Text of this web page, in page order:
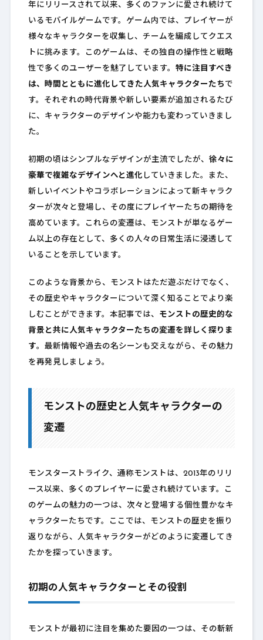
年にリリースされて以来、多くのファンに愛され続けて
いるモバイルゲームです。ゲーム内では、プレイヤーが
様々なキャラクターを収集し、チームを編成してクエス
トに挑みます。このゲームは、その独自の操作性と戦略
性で多くのユーザーを魅了しています。 特に注目すべき
は、時間とともに進化してきた人気キャラクターたち で
す。それぞれの時代背景や新しい要素が追加されるたび
に、キャラクターのデザインや能力も変わっていきまし
た。
初期の頃はシンプルなデザインが主流でしたが、 徐々に
豪華で複雑なデザインへと進化 していきました。また、
新しいイベントやコラボレーションによって新キャラク
ターが次々と登場し、その度にプレイヤーたちの期待を
高めています。これらの変遷は、モンストが単なるゲー
ム以上の存在として、多くの人々の日常生活に浸透して
いることを示しています。
このような背景から、モンストはただ遊ぶだけでなく、
その歴史やキャラクターについて深く知ることでより楽
しむことができます。本記事では、 モンストの歴史的な
背景と共に人気キャラクターたちの変遷を詳しく探りま
す。最新情報や過去の名シーンも交えながら、その魅力
を再発見しましょう。
モンストの歴史と人気キャラクターの
変遷
モンスターストライク、通称モンストは、2013年のリリ
ース以来、多くのプレイヤーに愛され続けています。こ
のゲームの魅力の一つは、次々と登場する個性豊かなキ
ャラクターたちです。ここでは、モンストの歴史を振り
返りながら、人気キャラクターがどのように変遷してき
たかを探っていきます。
初期の人気キャラクターとその役割
モンストが最初に注目を集めた要因の一つは、その斬新